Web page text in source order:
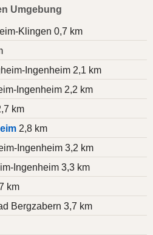
Umgebung
Klingen 0,7 km
Ingenheim 2,1 km
Ingenheim 2,2 km
km
2,8 km
Ingenheim 3,2 km
Ingenheim 3,3 km
km
Bergzabern 3,7 km